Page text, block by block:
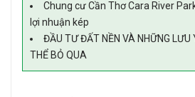
Chung cư Cần Thơ Cara River
lợi nhuận kép
ĐẦU TƯ ĐẤT NỀN VÀ NHỮNG LƯU
THỂ BỎ QUA